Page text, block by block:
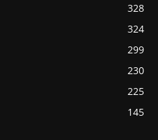
328
324
299
230
225
145